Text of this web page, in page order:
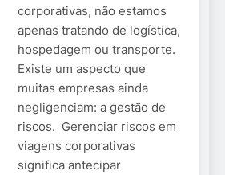
corporativas, não estamos
apenas tratando de logística,
hospedagem ou transporte.
Existe um aspecto que
muitas empresas ainda
negligenciam: a gestão de
riscos. Gerenciar riscos em
viagens corporativas
significa antecipar